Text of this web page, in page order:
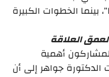
بينما الخطوات الكبيرة
العلاقة
أهمية
جواهر إلى أن